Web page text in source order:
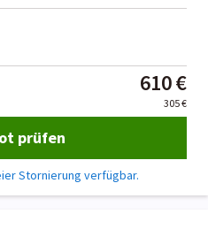
610 €
305 €
prüfen
Stornierung verfügbar.